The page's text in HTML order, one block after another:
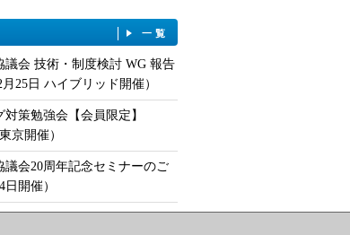
一覧
議会 技術・制度検討 WG 報告
25日 ハイブリッド開催）
策勉強会【会員限定】
京開催）
議会20周年記念セミナーのご
開催）